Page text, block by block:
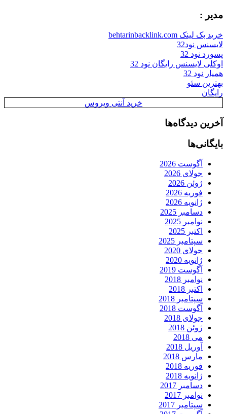
مدیر :
خرید بک لینک behtarinbacklink.com
لایسنس نود32
پسورد نود 32
اوکلی لایسنس رایگان نود 32
همیار نود 32
بهترین سئو
رایگان
خرید آنتی ویروس
آخرین دیدگاه‌ها
بایگانی‌ها
آگوست 2026
جولای 2026
ژوئن 2026
فوریه 2026
ژانویه 2026
دسامبر 2025
نوامبر 2025
اکتبر 2025
سپتامبر 2025
جولای 2020
ژانویه 2020
آگوست 2019
نوامبر 2018
اکتبر 2018
سپتامبر 2018
آگوست 2018
جولای 2018
ژوئن 2018
می 2018
آوریل 2018
مارس 2018
فوریه 2018
ژانویه 2018
دسامبر 2017
نوامبر 2017
سپتامبر 2017